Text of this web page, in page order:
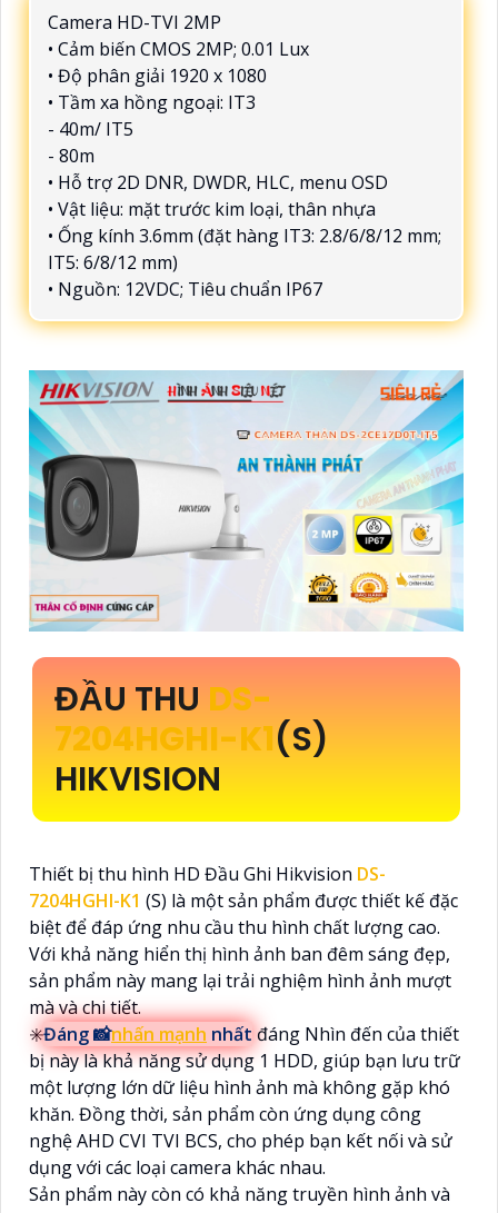
Camera HD-TVI 2MP
• Cảm biến CMOS 2MP; 0.01 Lux
• Độ phân giải 1920 x 1080
• Tầm xa hồng ngoại: IT3
- 40m/ IT5
- 80m
• Hỗ trợ 2D DNR, DWDR, HLC, menu OSD
• Vật liệu: mặt trước kim loại, thân nhựa
• Ống kính 3.6mm (đặt hàng IT3: 2.8/6/8/12 mm;
IT5: 6/8/12 mm)
• Nguồn: 12VDC; Tiêu chuẩn IP67
ĐẦU THU DS-
7204HGHI-K1(S)
HIKVISION
Thiết bị thu hình HD Đầu Ghi Hikvision DS-
7204HGHI-K1 (S) là một sản phẩm được thiết kế đặc
biệt để đáp ứng nhu cầu thu hình chất lượng cao.
Với khả năng hiển thị hình ảnh ban đêm sáng đẹp,
sản phẩm này mang lại trải nghiệm hình ảnh mượt
mà và chi tiết.
✳️Đáng 📸nhấn mạnh nhất đáng Nhìn đến của thiết
bị này là khả năng sử dụng 1 HDD, giúp bạn lưu trữ
một lượng lớn dữ liệu hình ảnh mà không gặp khó
khăn. Đồng thời, sản phẩm còn ứng dụng công
nghệ AHD CVI TVI BCS, cho phép bạn kết nối và sử
dụng với các loại camera khác nhau.
Sản phẩm này còn có khả năng truyền hình ảnh và